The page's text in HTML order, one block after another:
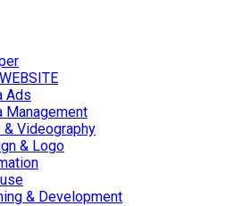
Ads
Management
& Videography
& Logo
& Development